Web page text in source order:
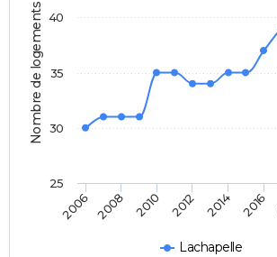
Nombre de logements
Lachapelle
2006 2008 2010 2012 2014 2016
30
35
40
25